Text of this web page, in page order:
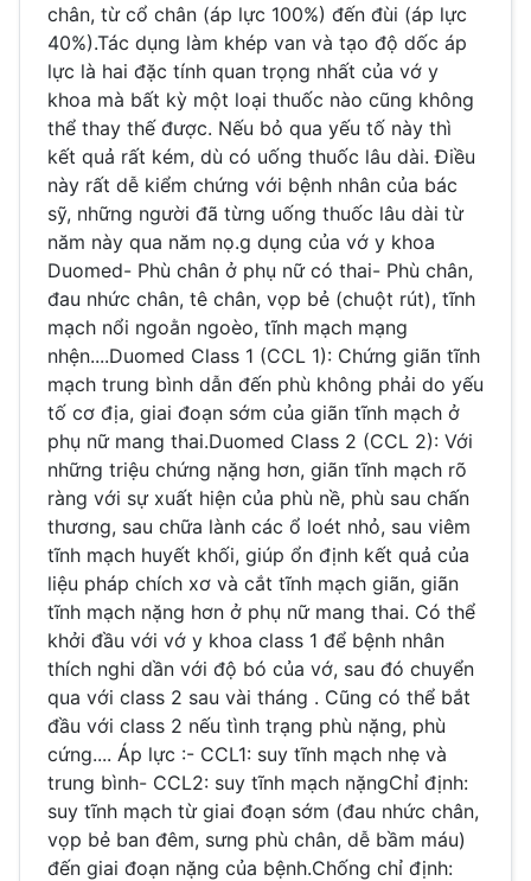
chân, từ cổ chân (áp lực 100%) đến đùi (áp lực
40%).Tác dụng làm khép van và tạo độ dốc áp
lực là hai đặc tính quan trọng nhất của vớ y
khoa mà bất kỳ một loại thuốc nào cũng không
thể thay thế được. Nếu bỏ qua yếu tố này thì
kết quả rất kém, dù có uống thuốc lâu dài. Điều
này rất dễ kiểm chứng với bệnh nhân của bác
sỹ, những người đã từng uống thuốc lâu dài từ
năm này qua năm nọ.g dụng của vớ y khoa
Duomed- Phù chân ở phụ nữ có thai- Phù chân,
đau nhức chân, tê chân, vọp bẻ (chuột rút), tĩnh
mạch nổi ngoằn ngoèo, tĩnh mạch mạng
nhện....Duomed Class 1 (CCL 1): Chứng giãn tĩnh
mạch trung bình dẫn đến phù không phải do yếu
tố cơ địa, giai đoạn sớm của giãn tĩnh mạch ở
phụ nữ mang thai.Duomed Class 2 (CCL 2): Với
những triệu chứng nặng hơn, giãn tĩnh mạch rõ
ràng với sự xuất hiện của phù nề, phù sau chấn
thương, sau chữa lành các ổ loét nhỏ, sau viêm
tĩnh mạch huyết khối, giúp ổn định kết quả của
liệu pháp chích xơ và cắt tĩnh mạch giãn, giãn
tĩnh mạch nặng hơn ở phụ nữ mang thai. Có thể
khởi đầu với vớ y khoa class 1 để bệnh nhân
thích nghi dần với độ bó của vớ, sau đó chuyển
qua với class 2 sau vài tháng . Cũng có thể bắt
đầu với class 2 nếu tình trạng phù nặng, phù
cứng.... Áp lực :- CCL1: suy tĩnh mạch nhẹ và
trung bình- CCL2: suy tĩnh mạch nặngChỉ định:
suy tĩnh mạch từ giai đoạn sớm (đau nhức chân,
vọp bẻ ban đêm, sưng phù chân, dễ bầm máu)
đến giai đoạn nặng của bệnh.Chống chỉ định: